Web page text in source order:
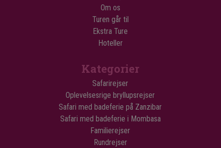
Om os
Turen går til
Ekstra Ture
Hoteller
Kategorier
Safarirejser
Oplevelsesrige bryllupsrejser
Safari med badeferie på Zanzibar
Safari med badeferie i Mombasa
Familierejser
Rundrejser